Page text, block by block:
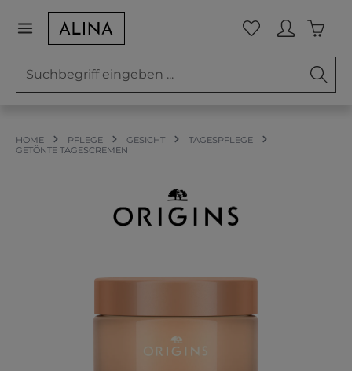
Zum Hauptinhalt springen Du hast 0
HOME PFLEGE GESICHT
TAGESPFLEGE
GETÖNTE TAGESCREMEN